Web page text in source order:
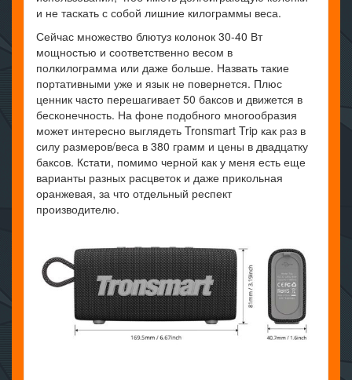
и не таскать с собой лишние килограммы веса.
Сейчас множество блютуз колонок 30-40 Вт
мощностью и соответственно весом в
полкилограмма или даже больше. Назвать такие
портативными уже и язык не повернется. Плюс
ценник часто перешагивает 50 баксов и движется в
бесконечность. На фоне подобного многообразия
может интересно выглядеть Tronsmart Trip как раз в
силу размеров/веса в 380 грамм и цены в двадцатку
баксов. Кстати, помимо черной как у меня есть еще
варианты разных расцветок и даже прикольная
оранжевая, за что отдельный респект
производителю.